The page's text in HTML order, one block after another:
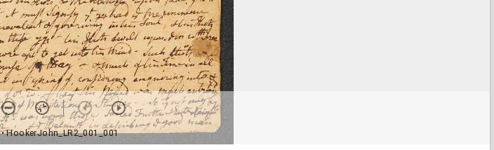
HookerJohn_LR2_001_001